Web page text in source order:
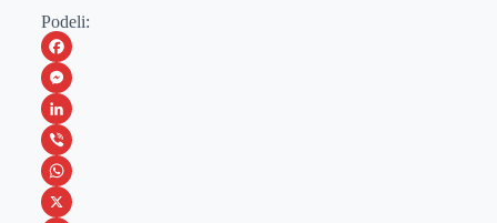
Podeli:
F
a
c
e
b
M
e
s
s
L
i
n
V
iW